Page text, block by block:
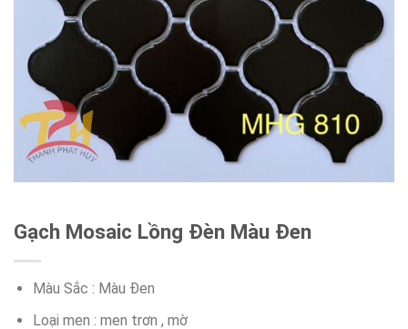
Gạch Mosaic Lồng Đèn Màu Đen
Màu Sắc : Màu Đen
Loại men : men trơn , mờ